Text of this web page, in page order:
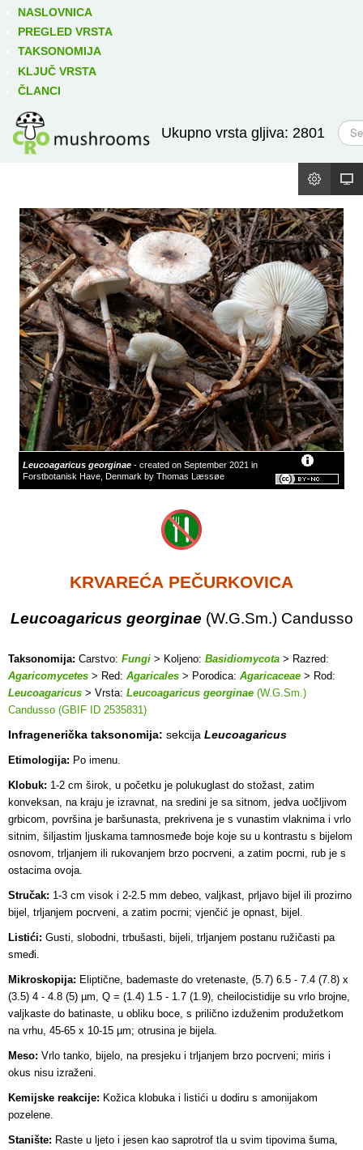
NASLOVNICA
PREGLED VRSTA
TAKSONOMIJA
KLJUČ VRSTA
ČLANCI
Ukupno vrsta gljiva: 2801
T
r
ž
Leucoagaricus georginae - created on September 2021 in
Forstbotanisk Have, Denmark by Thomas Læssøe
KRVAREĆA PEČURKOVICA
Leucoagaricus georginae (W.G.Sm.) Candusso
Taksonomija: Carstvo: Fungi > Koljeno: Basidiomycota > Razred:
Agaricomycetes > Red: Agaricales > Porodica: Agaricaceae > Rod:
Leucoagaricus > Vrsta: Leucoagaricus georginae (W.G.Sm.)
Candusso (GBIF ID 2535831)
Infragenerička taksonomija: sekcija Leucoagaricus
Etimologija: Po imenu.
Klobuk: 1-2 cm širok, u početku je polukuglast do stožast, zatim
konveksan, na kraju je izravnat, na sredini je sa sitnom, jedva uočljivom
grbicom, površina je baršunasta, prekrivena je s vunastim vlaknima i vrlo
sitnim, šiljastim ljuskama tamnosmeđe boje koje su u kontrastu s bijelom
osnovom, trljanjem ili rukovanjem brzo pocrveni, a zatim pocrni, rub je s
ostacima ovoja.
Stručak: 1-3 cm visok i 2-2.5 mm debeo, valjkast, prljavo bijel ili prozirno
bijel, trljanjem pocrveni, a zatim pocrni; vjenčić je opnast, bijel.
Listići: Gusti, slobodni, trbušasti, bijeli, trljanjem postanu ružičasti pa
smeđi.
Mikroskopija: Eliptične, bademaste do vretenaste, (5.7) 6.5 - 7.4 (7.8) x
(3.5) 4 - 4.8 (5) µm, Q = (1.4) 1.5 - 1.7 (1.9), cheilocistidije su vrlo brojne,
valjkaste do batinaste, u obliku boce, s prilično izduženim produžetkom
na vrhu, 45-65 x 10-15 µm; otrusina je bijela.
Meso: Vrlo tanko, bijelo, na presjeku i trljanjem brzo pocrveni; miris i
okus nisu izraženi.
Kemijske reakcije: Kožica klobuka i listići u dodiru s amonijakom
pozelene.
Stanište: Raste u ljeto i jesen kao saprotrof tla u svim tipovima šuma,
Izravno podređene niže takse: